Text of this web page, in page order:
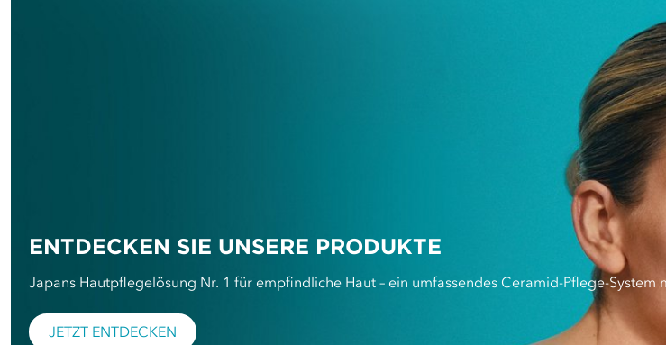
ENTDECKEN SIE UNSERE PRODUKTE
Japans Hautpflegelösung Nr. 1 für empfindliche Haut – ein umfassendes Ceramid-Pflege-System
JETZT ENTDECKEN